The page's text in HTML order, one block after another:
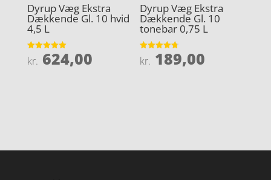
Dyrup Væg Ekstra
Dækkende Gl. 10 hvid
4,5 L
Vurderet
5
kr. 624,00
Dyrup Væg Ekstra
Dækkende Gl. 10
tonebar 0,75 L
Vurderet
4.8
kr. 189,00